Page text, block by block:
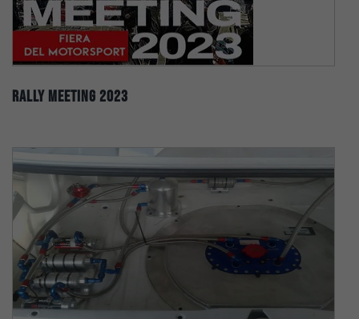
Rally Meeting 2023